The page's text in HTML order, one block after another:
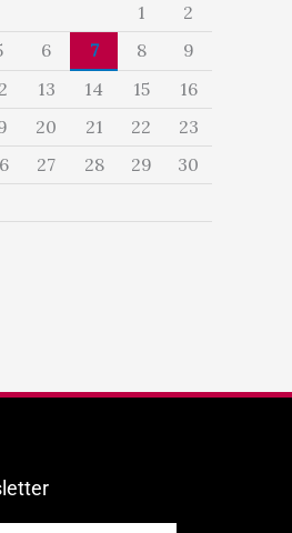
1
2
6 7 8
9
13 14 15
16
20 21 22
23
27 28 29
30